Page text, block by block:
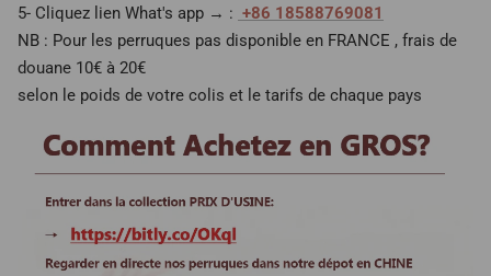
5- Cliquez lien What's app → : +86 18588769081
NB : Pour les perruques pas disponible en FRANCE , frais de
douane 10€ à 20€
selon le poids de votre colis et le tarifs de chaque pays